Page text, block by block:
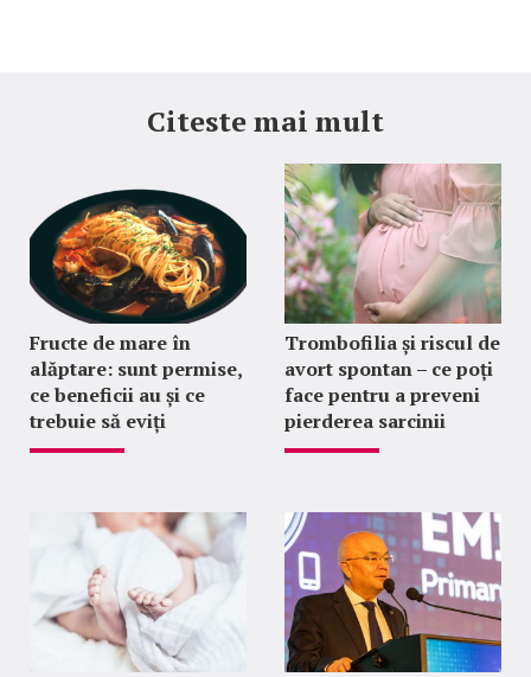
Citeste mai mult
Fructe de mare în
alăptare: sunt permise,
ce beneficii au și ce
trebuie să eviți
Trombofilia și riscul de
avort spontan – ce poți
face pentru a preveni
pierderea sarcinii